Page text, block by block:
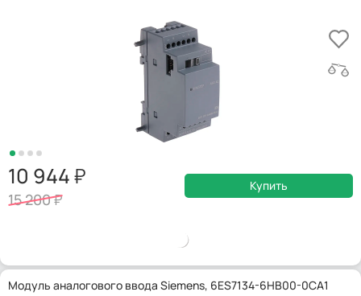
10 944
15 200
Купить
Модуль аналогового ввода Siemens, 6ES7134-6HB00-0CA1